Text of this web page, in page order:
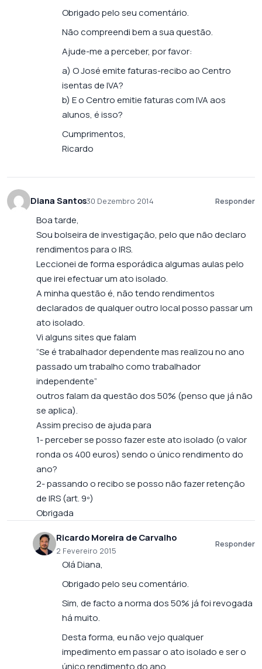
Obrigado pelo seu comentário.
Não compreendi bem a sua questão.
Ajude-me a perceber, por favor:
a) O José emite faturas-recibo ao Centro
isentas de IVA?
b) E o Centro emitie faturas com IVA aos
alunos, é isso?
Cumprimentos,
Ricardo
Diana Santos30 Dezembro 2014 Responder
Boa tarde,
Sou bolseira de investigação, pelo que não declaro
rendimentos para o IRS.
Leccionei de forma esporádica algumas aulas pelo
que irei efectuar um ato isolado.
A minha questão é, não tendo rendimentos
declarados de qualquer outro local posso passar um
ato isolado.
Vi alguns sites que falam
“Se é trabalhador dependente mas realizou no ano
passado um trabalho como trabalhador
independente”
outros falam da questão dos 50% (penso que já não
se aplica).
Assim preciso de ajuda para
1- perceber se posso fazer este ato isolado (o valor
ronda os 400 euros) sendo o único rendimento do
ano?
2- passando o recibo se posso não fazer retenção
de IRS (art. 9º)
Obrigada
Ricardo Moreira de Carvalho
2 Fevereiro 2015
Responder
Olá Diana,
Obrigado pelo seu comentário.
Sim, de facto a norma dos 50% já foi revogada
há muito.
Desta forma, eu não vejo qualquer
impedimento em passar o ato isolado e ser o
único rendimento do ano.